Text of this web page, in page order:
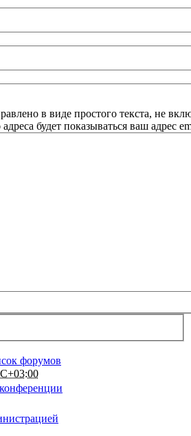
в виде простого текста, не
будет показываться ваш адрес
форумов